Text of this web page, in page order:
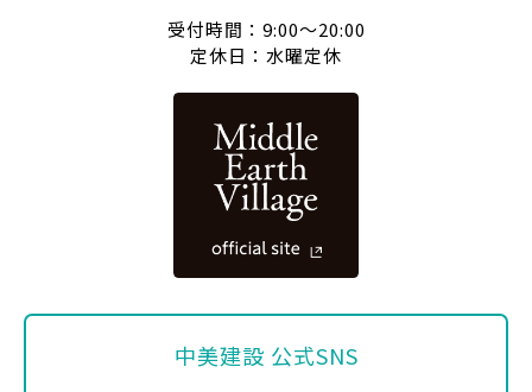
受付時間：9:00〜20:00
定休日：水曜定休
中美建設 公式SNS